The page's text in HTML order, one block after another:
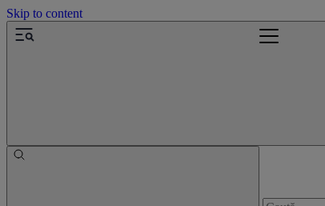
Skip to content